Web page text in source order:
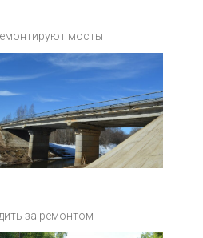
мосты
Следить за ремонтом